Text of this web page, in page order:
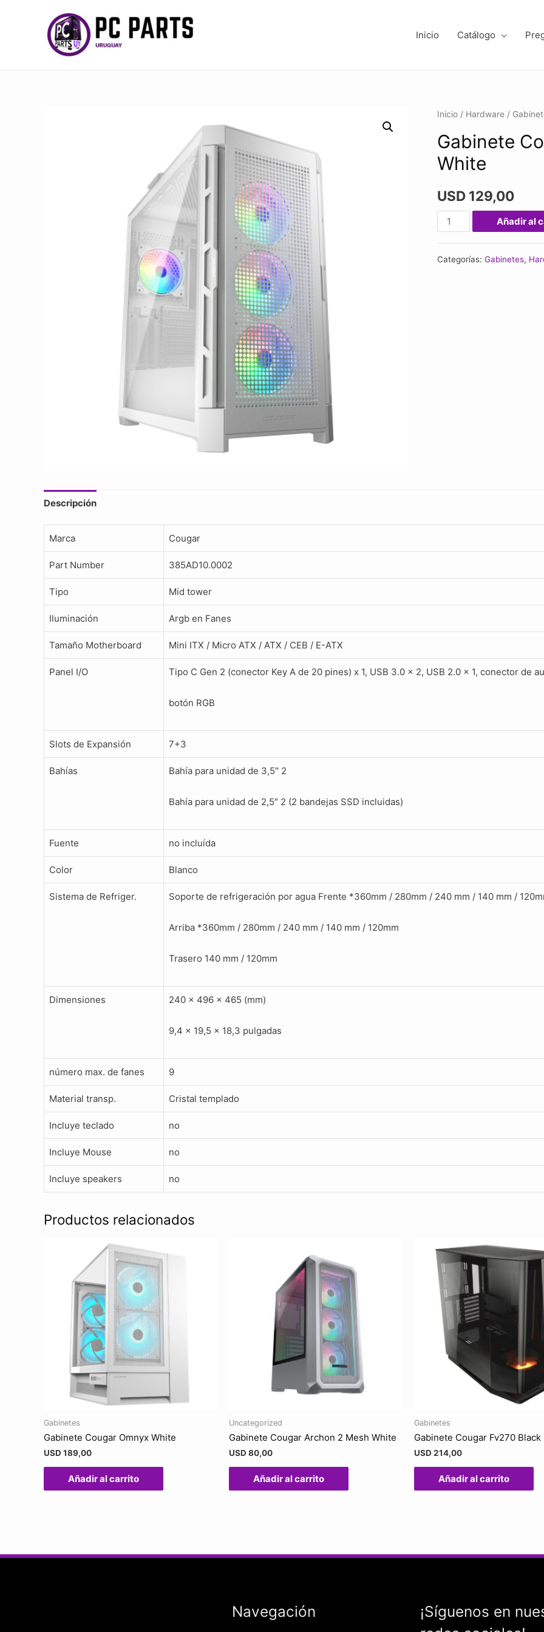
Inicio Catálogo
Inicio / Hardware /
Gabinete
White
USD 129,00
Gabinete
Cougar
Añadir al
Categorías: Gabinetes,
Descripción
Marca Cougar
Part Number 385AD10.0002
Tipo Mid tower
Iluminación Argb en Fanes
Tamaño Motherboard Mini ITX / Micro ATX / ATX / CEB / E-ATX
Panel I/O Tipo C Gen 2 (conector Key A de 20 pines) x 1, USB 3.0 x 2, USB 2.0 x 1, conector de
botón RGB
Slots de Expansión 7+3
Bahías Bahía para unidad de 3,5″ 2
Bahía para unidad de 2,5″ 2 (2 bandejas SSD incluidas)
Fuente no incluída
Color Blanco
Sistema de Refriger. Soporte de refrigeración por agua Frente *360mm / 280mm / 240 mm / 140 mm /
Arriba *360mm / 280mm / 240 mm / 140 mm / 120mm
Trasero 140 mm / 120mm
Dimensiones 240 x 496 x 465 (mm)
9,4 x 19,5 x 18,3 pulgadas
número max. de fanes 9
Material transp. Cristal templado
Incluye teclado no
Incluye Mouse no
Incluye speakers no
Productos relacionados
Gabinetes
Gabinete Cougar Omnyx White
USD 189,00
Añadir al carrito
Uncategorized
Gabinete Cougar Archon 2 Mesh White
USD 80,00
Añadir al carrito
Gabinetes
Gabinete Cougar Fv270 Black
USD 214,00
Añadir al carrito
Navegación
¡Síguenos en